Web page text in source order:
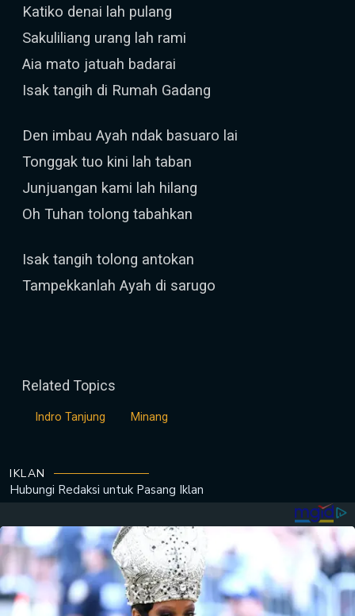
Katiko denai lah pulang
Sakuliliang urang lah rami
Aia mato jatuah badarai
Isak tangih di Rumah Gadang
Den imbau Ayah ndak basuaro lai
Tonggak tuo kini lah taban
Junjuangan kami lah hilang
Oh Tuhan tolong tabahkan
Isak tangih tolong antokan
Tampekkanlah Ayah di sarugo
Related Topics
Indro Tanjung Minang
IKLAN
Hubungi Redaksi untuk Pasang Iklan